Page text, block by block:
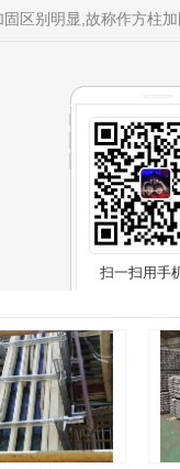
区别明显,故称作方柱加
扫一扫用手